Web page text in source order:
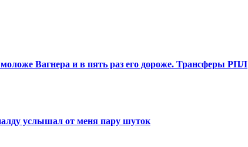
моложе Вагнера и в пять раз его дороже. Трансферы РПЛ
услышал от меня пару шуток